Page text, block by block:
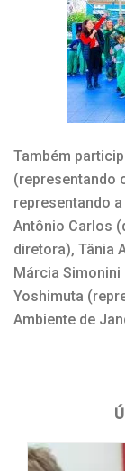
Também
(representando
representando
Antônio Carlos
diretora), Tânia
Márcia
Yoshimuta
Ambiente de